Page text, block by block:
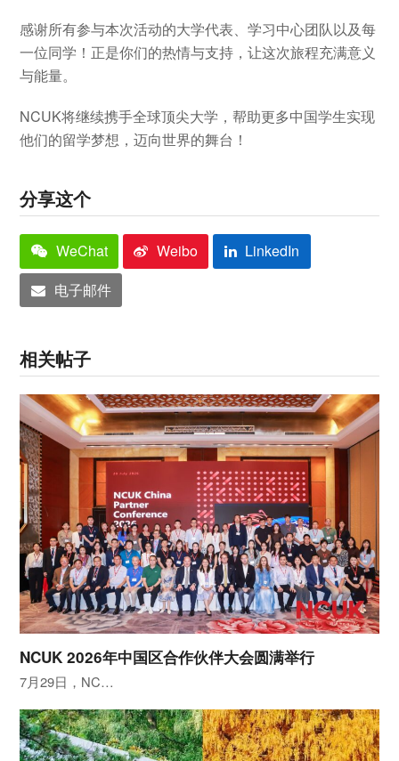
感谢所有参与本次活动的大学代表、学习中心团队以及每
一位同学！正是你们的热情与支持，让这次旅程充满意义
与能量。
NCUK将继续携手全球顶尖大学，帮助更多中国学生实现
他们的留学梦想，迈向世界的舞台！
分享这个
WeChat Weibo
LinkedIn
电子邮件
相关帖子
NCUK 2026年中国区合作伙伴大会圆满举行
7月29日，NC…